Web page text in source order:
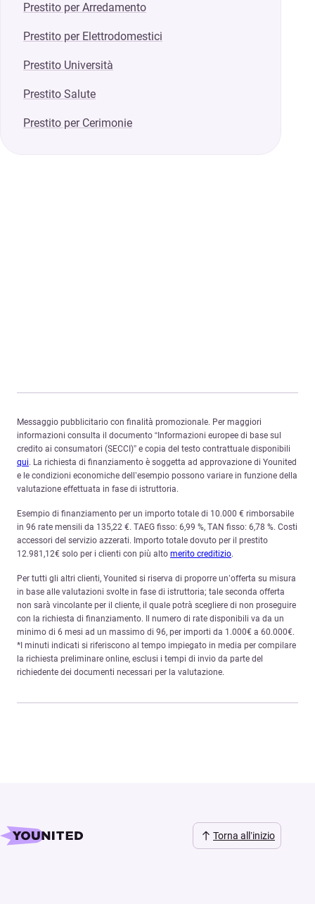
Prestito per Arredamento
Prestito per Elettrodomestici
Prestito Università
Prestito Salute
Prestito per Cerimonie
Messaggio pubblicitario con finalità promozionale. Per maggiori
informazioni consulta il documento “Informazioni europee di base sul
credito ai consumatori (SECCI)” e copia del testo contrattuale disponibili
qui. La richiesta di finanziamento è soggetta ad approvazione di Younited
e le condizioni economiche dell’esempio possono variare in funzione della
valutazione effettuata in fase di istruttoria.
Esempio di finanziamento per un importo totale di 10.000 € rimborsabile
in 96 rate mensili da 135,22 €. TAEG fisso: 6,99 %, TAN fisso: 6,78 %. Costi
accessori del servizio azzerati. Importo totale dovuto per il prestito
12.981,12€ solo per i clienti con più alto merito creditizio.
Per tutti gli altri clienti, Younited si riserva di proporre un’offerta su misura
in base alle valutazioni svolte in fase di istruttoria; tale seconda offerta
non sarà vincolante per il cliente, il quale potrà scegliere di non proseguire
con la richiesta di finanziamento. Il numero di rate disponibili va da un
minimo di 6 mesi ad un massimo di 96, per importi da 1.000€ a 60.000€.
*I minuti indicati si riferiscono al tempo impiegato in media per compilare
la richiesta preliminare online, esclusi i tempi di invio da parte del
richiedente dei documenti necessari per la valutazione.
Torna all’inizio